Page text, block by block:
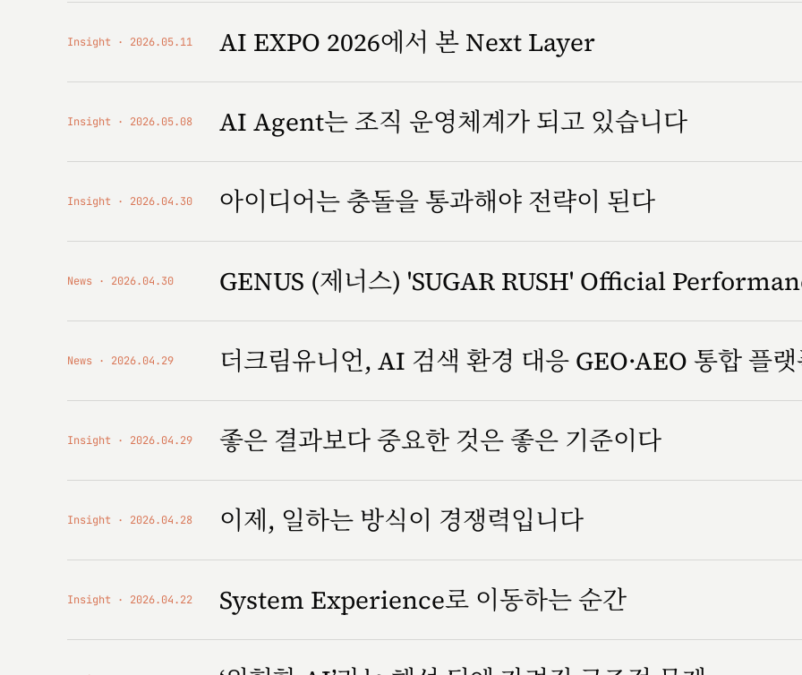
Insight 2026.05.11 AI EXPO 2026에서 본 Next Layer
Insight 2026.05.08 AI Agent는 조직 운영체계가 되고 있습니다
Insight 2026.04.30 아이디어는 충돌을 통과해야 전략이 된다
News 2026.04.30 GENUS (제너스) 'SUGAR RUSH' Official
News 2026.04.29 더크림유니언, AI 검색 환경 대응 GEO·AEO 통합 플
Insight 2026.04.29 좋은 결과보다 중요한 것은 좋은 기준이다
Insight 2026.04.28 이제, 일하는 방식이 경쟁력입니다
Insight 2026.04.22 System Experience로 이동하는 순간